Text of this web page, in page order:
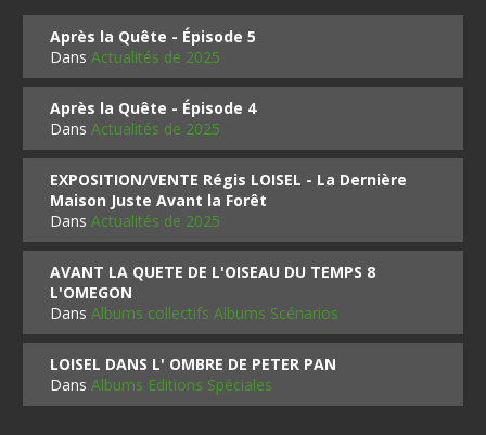
Après la Quête - Épisode 5
DansActualités de 2025
Après la Quête - Épisode 4
DansActualités de 2025
EXPOSITION/VENTE Régis LOISEL - La Dernière
Maison Juste Avant la Forêt
DansActualités de 2025
AVANT LA QUETE DE L'OISEAU DU TEMPS 8
L'OMEGON
DansAlbums collectifs Albums Scénarios
LOISEL DANS L' OMBRE DE PETER PAN
DansAlbums Editions Spéciales